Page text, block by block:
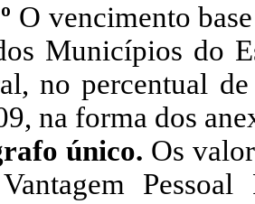
O vencimento
Municípios do
no percentual
na forma dos
único. Os